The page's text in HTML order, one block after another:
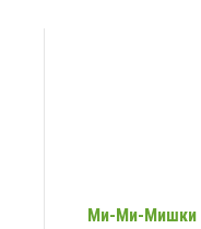
Ми-Ми-Мишки